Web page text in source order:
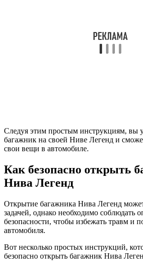
Следуя этим простым инструкциям, вы
багажник на своей Ниве Легенд и
свои вещи в автомобиле.
Как безопасно открыть
Нива Легенд
Открытие багажника Нива Легенд может
задачей, однако необходимо соблюдать
безопасности, чтобы избежать травм и
автомобиля.
Вот несколько простых инструкций,
безопасно открыть багажник Нива